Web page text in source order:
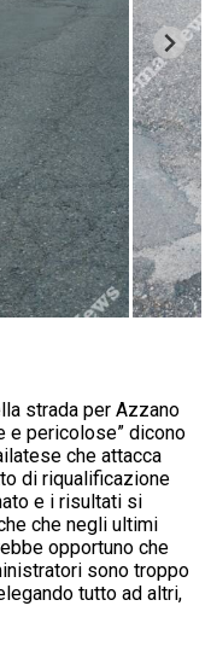
strada per Azzano
e pericolose” dicono
che attacca
di riqualificazione
e i risultati si
che negli ultimi
opportuno che
sono troppo
tutto ad altri,